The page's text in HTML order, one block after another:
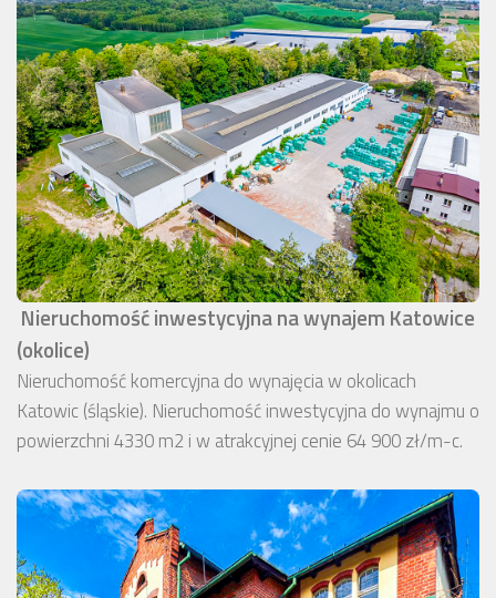
Nieruchomość inwestycyjna na wynajem Katowice
(okolice)
Nieruchomość komercyjna do wynajęcia w okolicach
Katowic (śląskie). Nieruchomość inwestycyjna do wynajmu o
powierzchni 4330 m2 i w atrakcyjnej cenie 64 900 zł/m-c.